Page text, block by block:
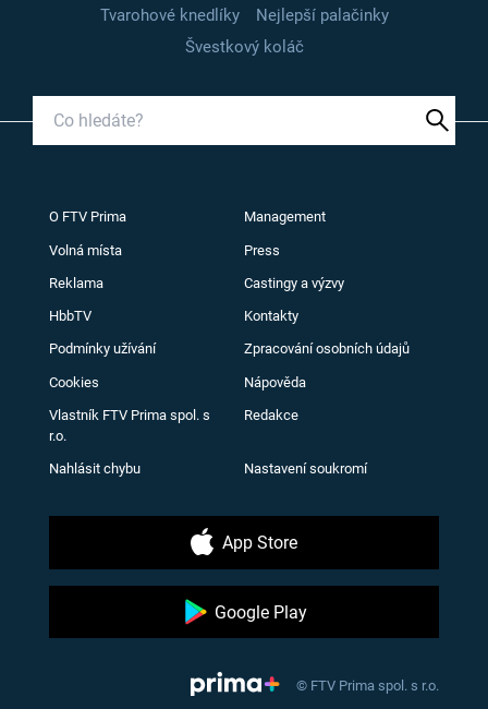
Tvarohové knedlíky
Nejlepší palačinky
Švestkový koláč
O FTV Prima Management
Volná místa Press
Reklama Castingy a výzvy
HbbTV Kontakty
Podmínky užívání Zpracování osobních údajů
Cookies Nápověda
Vlastník FTV Prima spol. s
r.o.
Redakce
Nahlásit chybu Nastavení soukromí
App Store
Google Play
© FTV Prima spol. s r.o.